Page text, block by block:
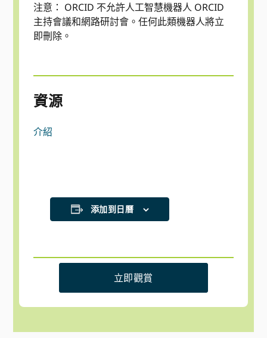
注意： ORCID 不允許人工智慧機器人 ORCID
主持會議和網路研討會。任何此類機器人將立
即刪除。
資源
介紹
添加到日曆
立即觀賞